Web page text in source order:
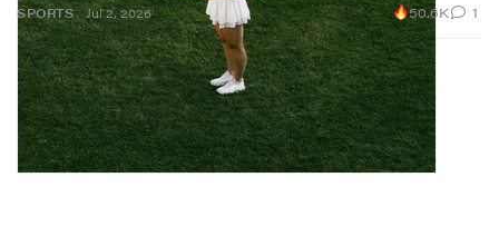
SPORTS Jul 2, 2026 50.6K 1